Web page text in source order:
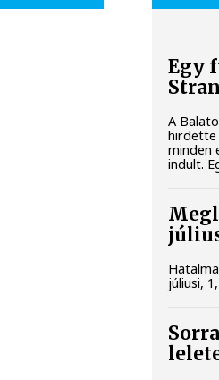
Egy
A
hirdette
minden
indult.
júliusi,